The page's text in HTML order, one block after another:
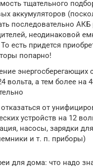
тщательного
аккумуляторов
последовательно АКБ
неодинаковой
есть придется
попарно!
энергосберегающих
вольта, а тем более на
отказаться от
устройств на 12
насосы, зарядки
и т. п. приборы)
для дома: что надо